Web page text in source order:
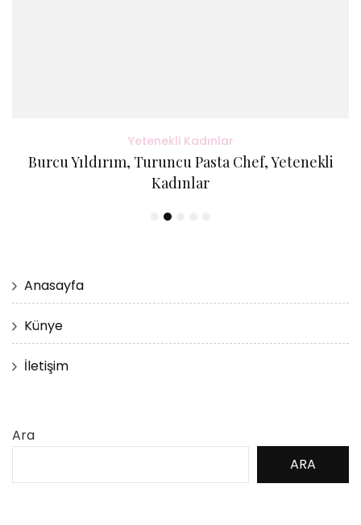
Yetenekli Kadınlar
Burcu Yıldırım, Turuncu Pasta Chef, Yetenekli
Kadınlar
Anasayfa
Künye
İletişim
Ara
ARA